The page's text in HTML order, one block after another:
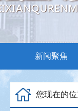
新闻聚焦
您现在的位